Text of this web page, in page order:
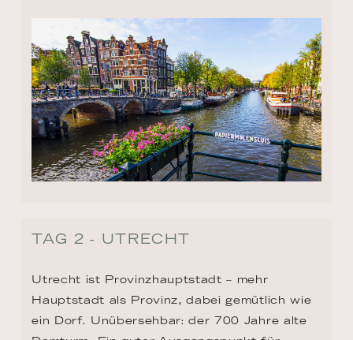
TAG 2 - UTRECHT
Utrecht ist Provinzhauptstadt – mehr
Hauptstadt als Provinz, dabei gemütlich wie
ein Dorf. Unübersehbar: der 700 Jahre alte